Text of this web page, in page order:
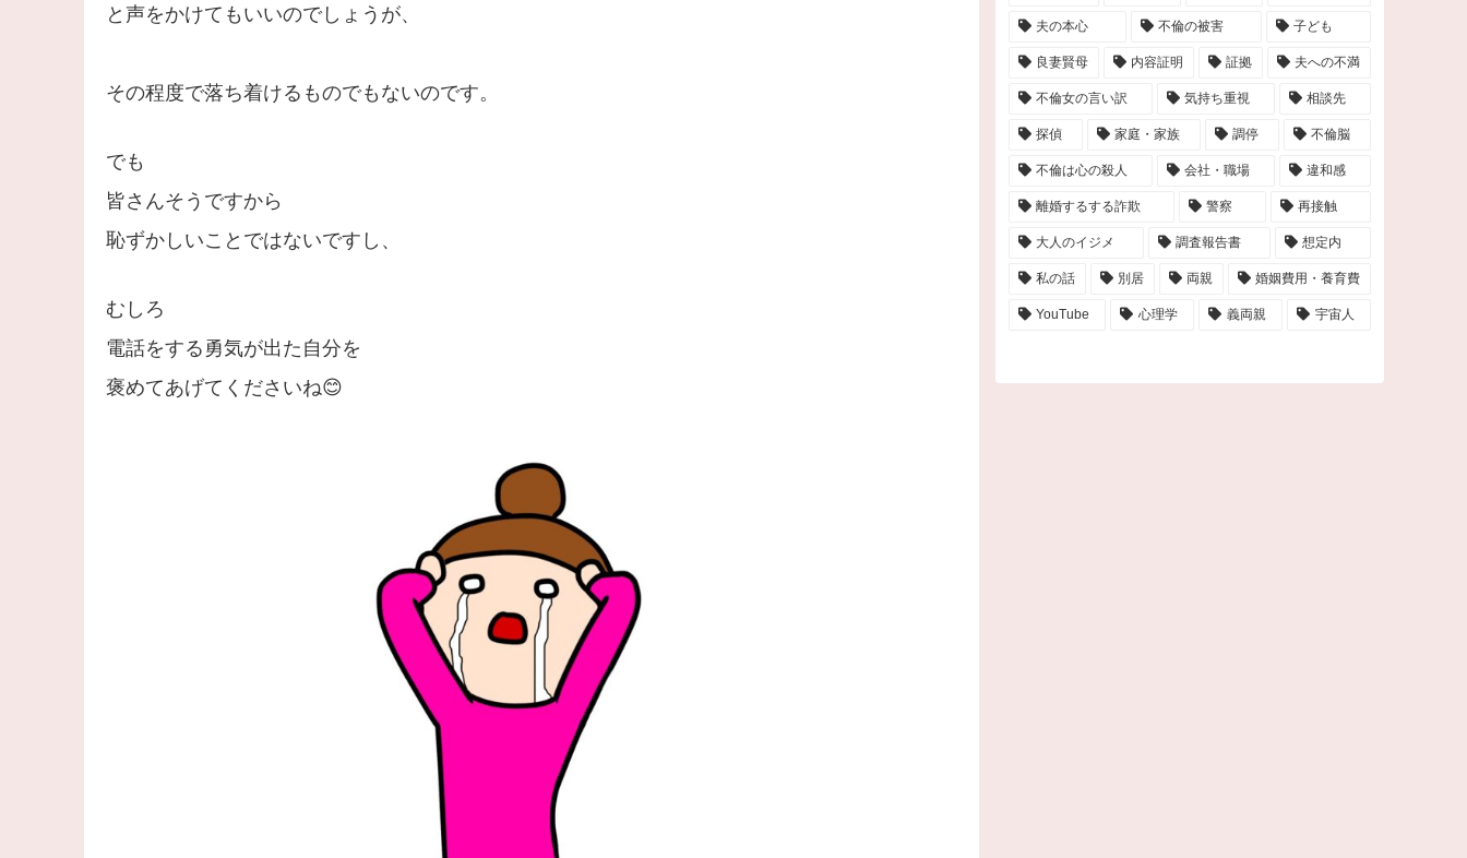
と声をかけてもいいのでしょうが、
その程度で落ち着けるものでもないのです。
でも
皆さんそうですから
恥ずかしいことではないですし、
むしろ
電話をする勇気が出た自分を
褒めてあげてくださいね😊
夫の本心 不倫の被害 子ども
良妻賢母 内容証明 証拠 夫への不満
不倫女の言い訳 気持ち重視 相談先
探偵 家庭・家族 調停 不倫脳
不倫は心の殺人 会社・職場 違和感
離婚するする詐欺 警察 再接触
大人のイジメ 調査報告書 想定内
私の話 別居 両親 婚姻費用・養育費
YouTube 心理学 義両親 宇宙人